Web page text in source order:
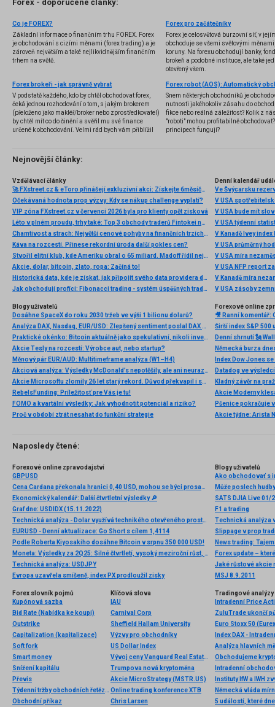
Forex - doporučené články:
Co je FOREX?
Základní informace o finančním trhu FOREX. Forex
je obchodování s cizími měnami (forex trading) a je
zároveň největším a také nejlikvidnějším finančním
trhem na světě.
Forex pro začátečníky
Forex je celosvětová burzovní síť, v
obchoduje se všemi světovými
koruny. Na forexu obchodují banky,
brokeři a podobné instituce, ale také
otevřený všem.
Forex brokeři - jak správně vybrat
V podstatě každého, kdo by chtěl obchodovat forex,
čeká jednou rozhodování o tom, s jakým brokerem
(přeloženo jako makléř/broker nebo zprostředkovatel)
by chtěl mít co do činění a svěřil mu své finance
určené k obchodování. Velmi rád bych vám přiblížil
několik příkladů nejznámějších z nich.
Snem některých obchodníků je
nutnosti jakéhokoliv zásahu do
fikce nebo reálná záležitost? Kolik z
"roboti" mohou profitabilně
principech fungují?
Nejnovější články:
Vzdělávací články
🚀 FXstreet.cz & eToro přinášejí exkluzivní akci: Získejte 6měsíční členství ve VIP zóně ZDARMA
Očekávaná hodnota prop výzvy: Kdy se nákup challenge vyplatí?
VIP zóna FXstreet.cz v červenci 2026 byla pro klienty opět zisková
Léto v plném proudu, trhy také: Top 3 obchody traderů Fintokei na indexech a zlatě
Chamtivost a strach: Největší cenové pohyby na finančních trzích (červenec 2026)
Káva na rozcestí. Přinese rekordní úroda další pokles cen?
Stvořil elitní klub, kde Ameriku obral o 65 miliard. Madoff řídil největší Ponzi dějin
Akcie, dolar, bitcoin, zlato, ropa: Začíná to!
Historická data, kde je získat, jak připojit svého data providera do MultiCharts a proč je budeme potřebovat? (4. díl)
Jak obchodují profíci: Fibonacci trading - systém úspěšných traderů
Denní kalendář
Ve Švýcarsku
V USA
V USA bude mít
V USA týdenní
V Kanadě Ivey index
V USA průměrný
V USA míra
V USA NFP report
V Kanadě míra
V USA zásoby
Blogy uživatelů
Dosáhne SpaceX do roku 2030 tržeb ve výši 1 bilionu dolarů?
Analýza DAX, Nasdaq, EUR/USD: Zlepšený sentiment poslal DAX na nová maxima
Praktické okénko: Bitcoin aktuálně jako spekulativní, nikoli investiční aktivum
Akcie Tesly na rozcestí: Výrobce aut, nebo startup?
Měnový pár EUR/AUD: Multitimeframe analýza (W1–H4)
Akciová analýza: Výsledky McDonald’s nepotěšily, ale ani neurazily. Jakou vizi společnost prezentovala?
Akcie Microsoftu zlomily 26 let starý rekord. Důvod překvapil i samotné investory
RebelsFunding: Príležitosť pre Vás je tu!
FOMO a kvartální výsledky: Jak vyhodnotit potenciál a riziko?
Proč v období ztrát nesahat do funkční strategie
Forexové online
Širší index S&P
Index Dow Jones
Kladný závěr na
Naposledy čtené:
Forexové online zpravodajství
GBPUSD
Cena Cardana překonala hranici 0,40 USD, mohou se býci prosadit?
Ekonomický kalendář: Další čtvrtletní výsledky 🔎
Graf dne: USDIDX (15.11.2022)
Technická analýza - Dolar využívá technikého otevřeného prostoru pro pohyb k první rezistenci
EURUSD - Denní aktualizace: Go Short s cílem 1,4114
Podle Roberta Kiyosakiho dosáhne Bitcoin v srpnu 350 000 USD!
Moneta: Výsledky za 2Q25: Silné čtvrtletí, vysoký meziroční růst, zvýšení celoroční projekce
Technická analýza: USDJPY
Evropa uzavřela smíšeně, index PX prodloužil zisky
Blogy uživatelů
Ako obchodovať s
Může poslech
SATS DJIA Live 01/
F1 a trading
Slippage v prop
News trading:
Forex update –
Jaké růstové akcie
MSJ 8.9.2011
Forex slovník pojmů
Kupónová sazba
Bid Rate (Nabídka ke koupi)
Outstrike
Capitalization (kapitalizace)
Soft fork
Smart money
Snížení kapitálu
Převis
Týdenní tržby obchodních řetězců
Obchodní příkaz
Klíčová slova
IAU
Carnival Corp
Sheffield Hallam University
Výzvy pro obchodníky
US Dollar Index
Vývoj ceny Vanguard Real Estate ETF
Trumpova nová kryptoměna
Akcie MicroStrategy (MSTR.US)
Online trading konference XTB
Chris Larsen
Tradingové analýzy
Intradenní Price
ZuluTrade ukončí
Euro Stoxx 50
Index DAX -
Analýza hlavních
Instituty IfW a IWH
Německá vláda
5 událostí, které